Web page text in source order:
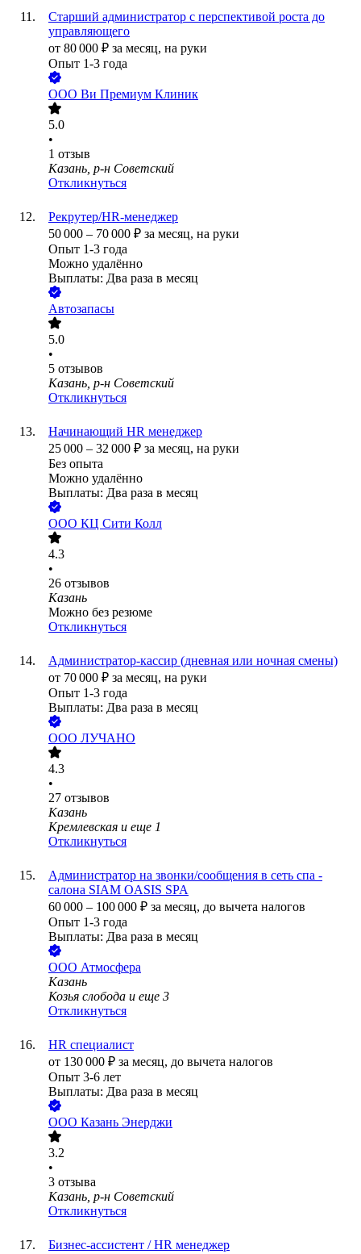
Старший администратор с перспективой роста до
управляющего
от 80 000 ₽ за месяц, на руки
Опыт 1-3 года
ООО Ви Премиум Клиник
5.0
•
1 отзыв
Казань, р-н Советский
Откликнуться
Рекрутер/HR-менеджер
50 000 – 70 000 ₽ за месяц, на руки
Опыт 1-3 года
Можно удалённо
Выплаты: Два раза в месяц
Автозапасы
5.0
•
5 отзывов
Казань, р-н Советский
Откликнуться
Начинающий HR менеджер
25 000 – 32 000 ₽ за месяц, на руки
Без опыта
Можно удалённо
Выплаты: Два раза в месяц
ООО КЦ Сити Колл
4.3
•
26 отзывов
Казань
Можно без резюме
Откликнуться
Администратор-кассир (дневная или ночная смены)
от 70 000 ₽ за месяц, на руки
Опыт 1-3 года
Выплаты: Два раза в месяц
ООО ЛУЧАНО
4.3
•
27 отзывов
Казань
Кремлевская и еще 1
Откликнуться
Администратор на звонки/сообщения в сеть спа -
салона SIAM OASIS SPA
60 000 – 100 000 ₽ за месяц, до вычета налогов
Опыт 1-3 года
Выплаты: Два раза в месяц
ООО Атмосфера
Казань
Козья слобода и еще 3
Откликнуться
HR специалист
от 130 000 ₽ за месяц, до вычета налогов
Опыт 3-6 лет
Выплаты: Два раза в месяц
ООО Казань Энерджи
3.2
•
3 отзыва
Казань, р-н Советский
Откликнуться
Бизнес-ассистент / HR менеджер